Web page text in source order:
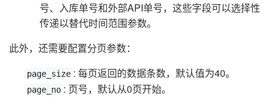
号、入库单号和外部API单号，这些字段可以选择性
传递以替代时间范围参数。
此外，还需要配置分页参数：
page_size : 每页返回的数据条数，默认值为40。
page_no : 页号，默认从0页开始。